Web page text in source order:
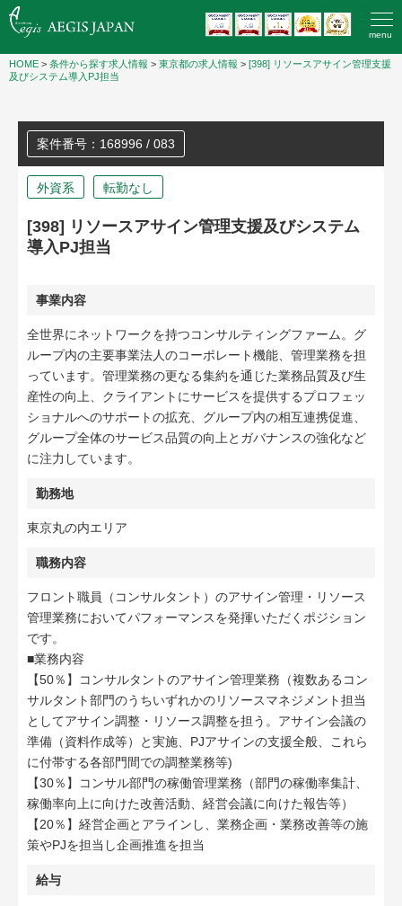
menu
HOME > 条件から探す求人情報 > 東京都の求人情報 > [398] リソースアサイン管理支援
及びシステム導入PJ担当
案件番号：168996 / 083
外資系 転勤なし
[398] リソースアサイン管理支援及びシステム
導入PJ担当
事業内容
全世界にネットワークを持つコンサルティングファーム。グ
ループ内の主要事業法人のコーポレート機能、管理業務を担
っています。管理業務の更なる集約を通じた業務品質及び生
産性の向上、クライアントにサービスを提供するプロフェッ
ショナルへのサポートの拡充、グループ内の相互連携促進、
グループ全体のサービス品質の向上とガバナンスの強化など
に注力しています。
勤務地
東京丸の内エリア
職務内容
フロント職員（コンサルタント）のアサイン管理・リソース
管理業務においてパフォーマンスを発揮いただくポジション
です。
■業務内容
【50％】コンサルタントのアサイン管理業務（複数あるコン
サルタント部門のうちいずれかのリソースマネジメント担当
としてアサイン調整・リソース調整を担う。アサイン会議の
準備（資料作成等）と実施、PJアサインの支援全般、これら
に付帯する各部門間での調整業務等)
【30％】コンサル部門の稼働管理業務（部門の稼働率集計、
稼働率向上に向けた改善活動、経営会議に向けた報告等）
【20％】経営企画とアラインし、業務企画・業務改善等の施
策やPJを担当し企画推進を担当
給与